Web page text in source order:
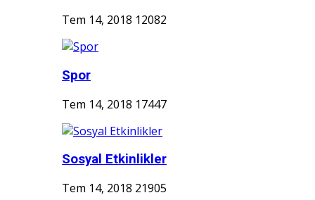
Tem 14, 2018 12082
Spor
Tem 14, 2018 17447
Sosyal Etkinlikler
Tem 14, 2018 21905